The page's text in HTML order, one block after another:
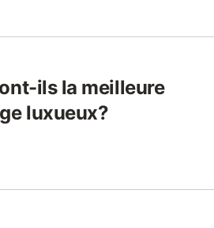
ils la meilleure
luxueux?